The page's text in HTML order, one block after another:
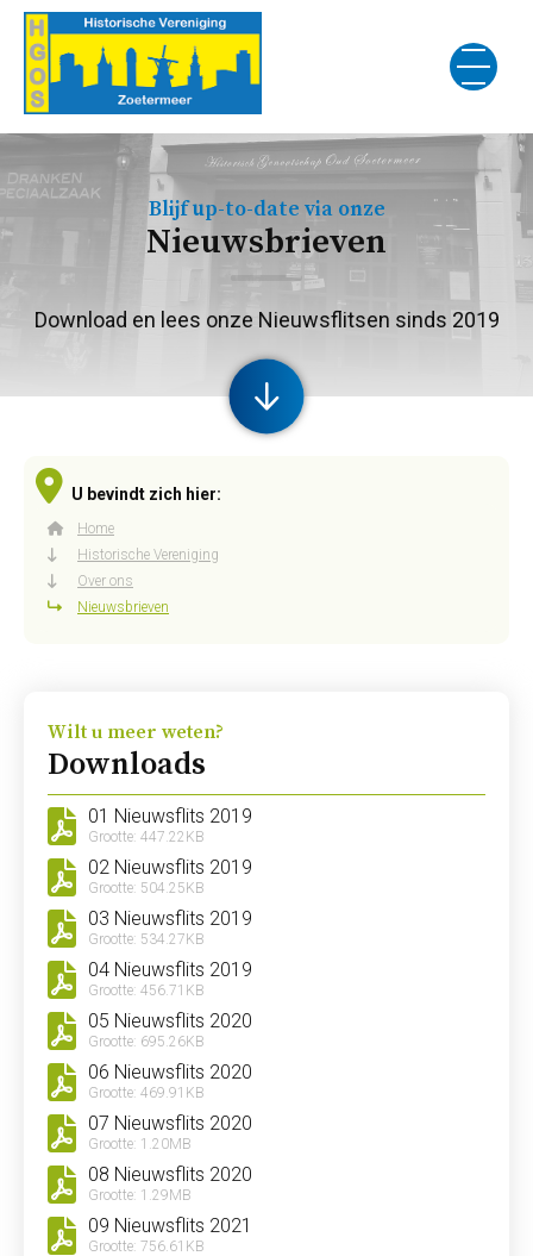
Blijf up-to-date via onze
Nieuwsbrieven
Download en lees onze Nieuwsflitsen sinds 2019
U bevindt zich hier:
Home
Historische Vereniging
Over ons
Nieuwsbrieven
Wilt u meer weten?
Downloads
01 Nieuwsflits 2019
Grootte: 447.22KB
02 Nieuwsflits 2019
Grootte: 504.25KB
03 Nieuwsflits 2019
Grootte: 534.27KB
04 Nieuwsflits 2019
Grootte: 456.71KB
05 Nieuwsflits 2020
Grootte: 695.26KB
06 Nieuwsflits 2020
Grootte: 469.91KB
07 Nieuwsflits 2020
Grootte: 1.20MB
08 Nieuwsflits 2020
Grootte: 1.29MB
09 Nieuwsflits 2021
Grootte: 756.61KB